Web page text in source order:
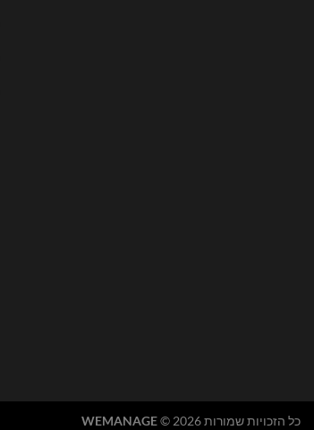
כל הזכויות שמורות 2026 © WEMANAGE